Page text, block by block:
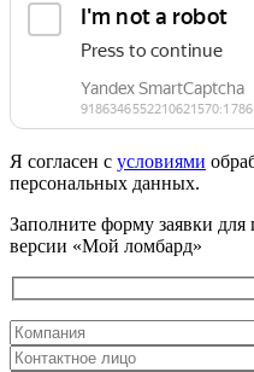
Я согласен с условиями
персональных данных.
Заполните форму заявки
версии «Мой ломбард»